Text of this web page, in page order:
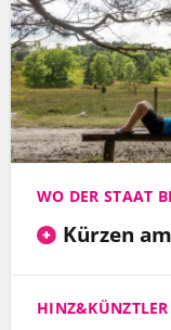
WO DER STAAT
Kürzen